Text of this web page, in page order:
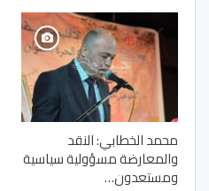
محمد الخطابي: النقد
والمعارضة مسؤولية سياسية
ومستعدون…